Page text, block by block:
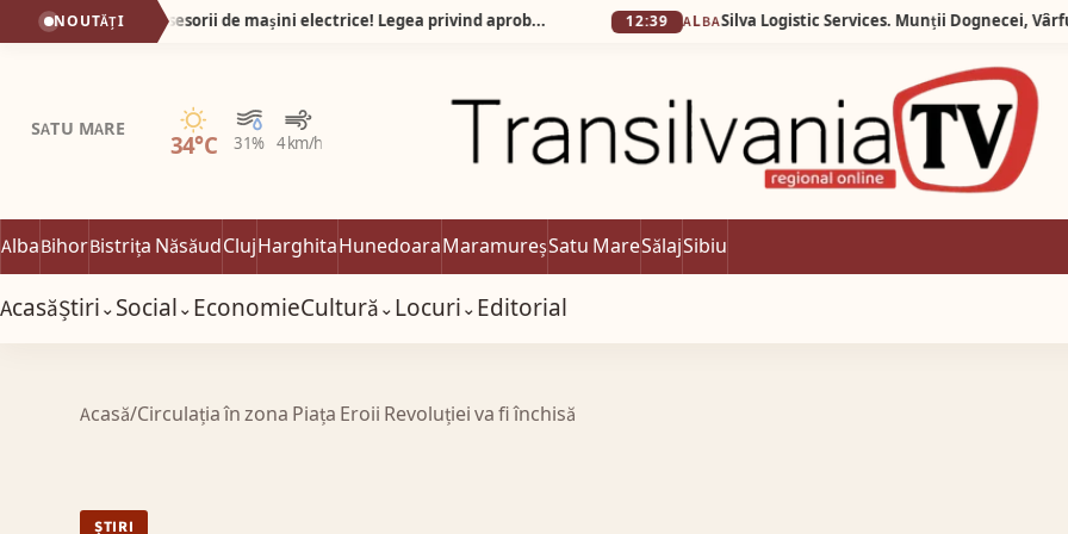
NOUTĂȚI O veste foarte bună pentru posesorii de mașini electrice! Legea privind aprobarea Ordonanței de Urgență nr. 4/2026 a fost promulgată de președintele României și publicată în Monitorul Oficial. ALBA
SATU MARE
34°C 31% 4 km/h
Senin
AlbaBihorBistrița NăsăudClujHarghitaHunedoaraMaramureșSatu MareSălajSibiu
AcasăȘtiri⌄Social⌄EconomieCultură⌄Locuri⌄Editorial
Acasă/Circulația în zona Piața Eroii Revoluției va fi închisă
ȘTIRI